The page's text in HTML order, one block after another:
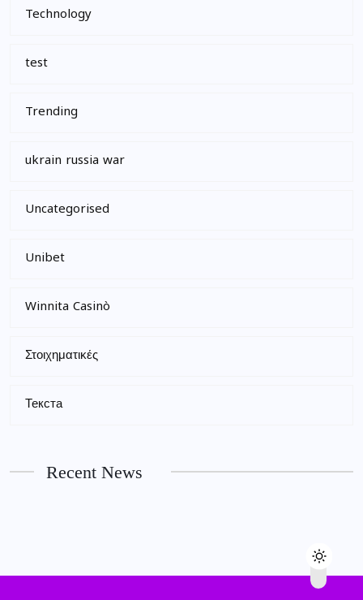
Technology
test
Trending
ukrain russia war
Uncategorised
Unibet
Winnita Casinò
Στοιχηματικές
Текста
Recent News